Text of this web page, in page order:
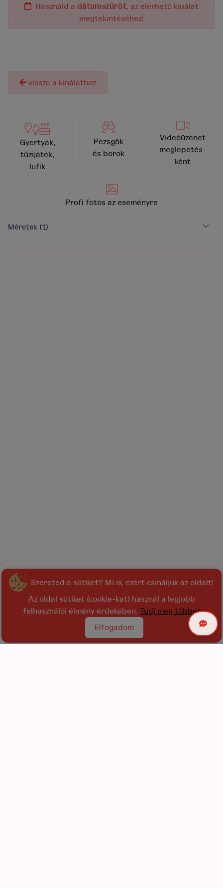
Használd a dátumszűrőt, az elérhető kínálat
megtekintéséhez!
vissza a kínálathoz
Gyertyák,
tűzijáték,
lufik
Pezsgők
és borok
Videóüzenet
meglepetés-
ként
Profi fotós az eseményre
Méretek (1)
Szereted a sütiket? Mi is, ezért csináljuk az oldalt!
Az oldal sütiket (cookie-kat) használ a legjobb
felhasználói élmény érdekében. Tudj meg többet
Elfogadom